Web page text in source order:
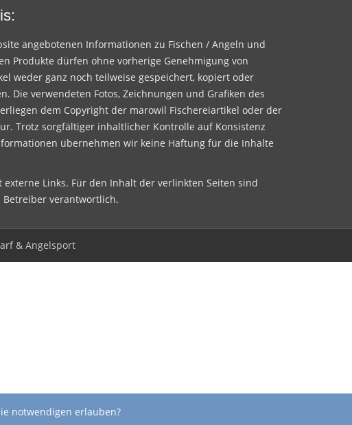
angebotenen Informationen zu Fischen / Angeln und
Produkte dürfen ohne vorherige Genehmigung von
weder ganz noch teilweise gespeichert, kopiert oder
Die verwendeten Fotos, Zeichnungen und Grafiken des
dem Copyright der marowil Fischereiartikel oder der
Trotz sorgfältiger inhaltlicher Kontrolle auf Konsistenz
übernehmen wir keine Haftung für die Inhalte
externe Links. Für den Inhalt der verlinkten Seiten sind
verantwortlich.
& Angelsport
notwendigen erlauben?